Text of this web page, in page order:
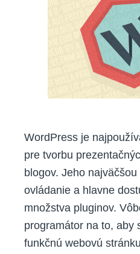
WordPress.
Používate
ho
aj
vy?
WordPress je
pre tvorbu
blogov. Jeho
ovládanie a hlavne
množstva pluginov.
programátor na to, aby
funkčnú webovú